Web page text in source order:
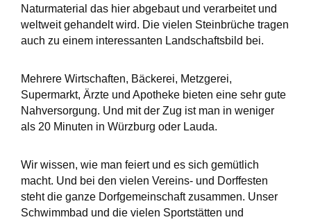
Naturmaterial das hier abgebaut und verarbeitet und
weltweit gehandelt wird. Die vielen Steinbrüche tragen
auch zu einem interessanten Landschaftsbild bei.
Mehrere Wirtschaften, Bäckerei, Metzgerei,
Supermarkt, Ärzte und Apotheke bieten eine sehr gute
Nahversorgung. Und mit der Zug ist man in weniger
als 20 Minuten in Würzburg oder Lauda.
Wir wissen, wie man feiert und es sich gemütlich
macht. Und bei den vielen Vereins- und Dorffesten
steht die ganze Dorfgemeinschaft zusammen. Unser
Schwimmbad und die vielen Sportstätten und